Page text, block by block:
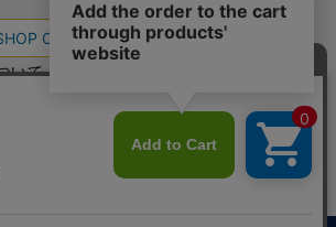
ー 外部送信ポリシー
ご利用規約
いて
づく表示
古物営業法に基づく表示